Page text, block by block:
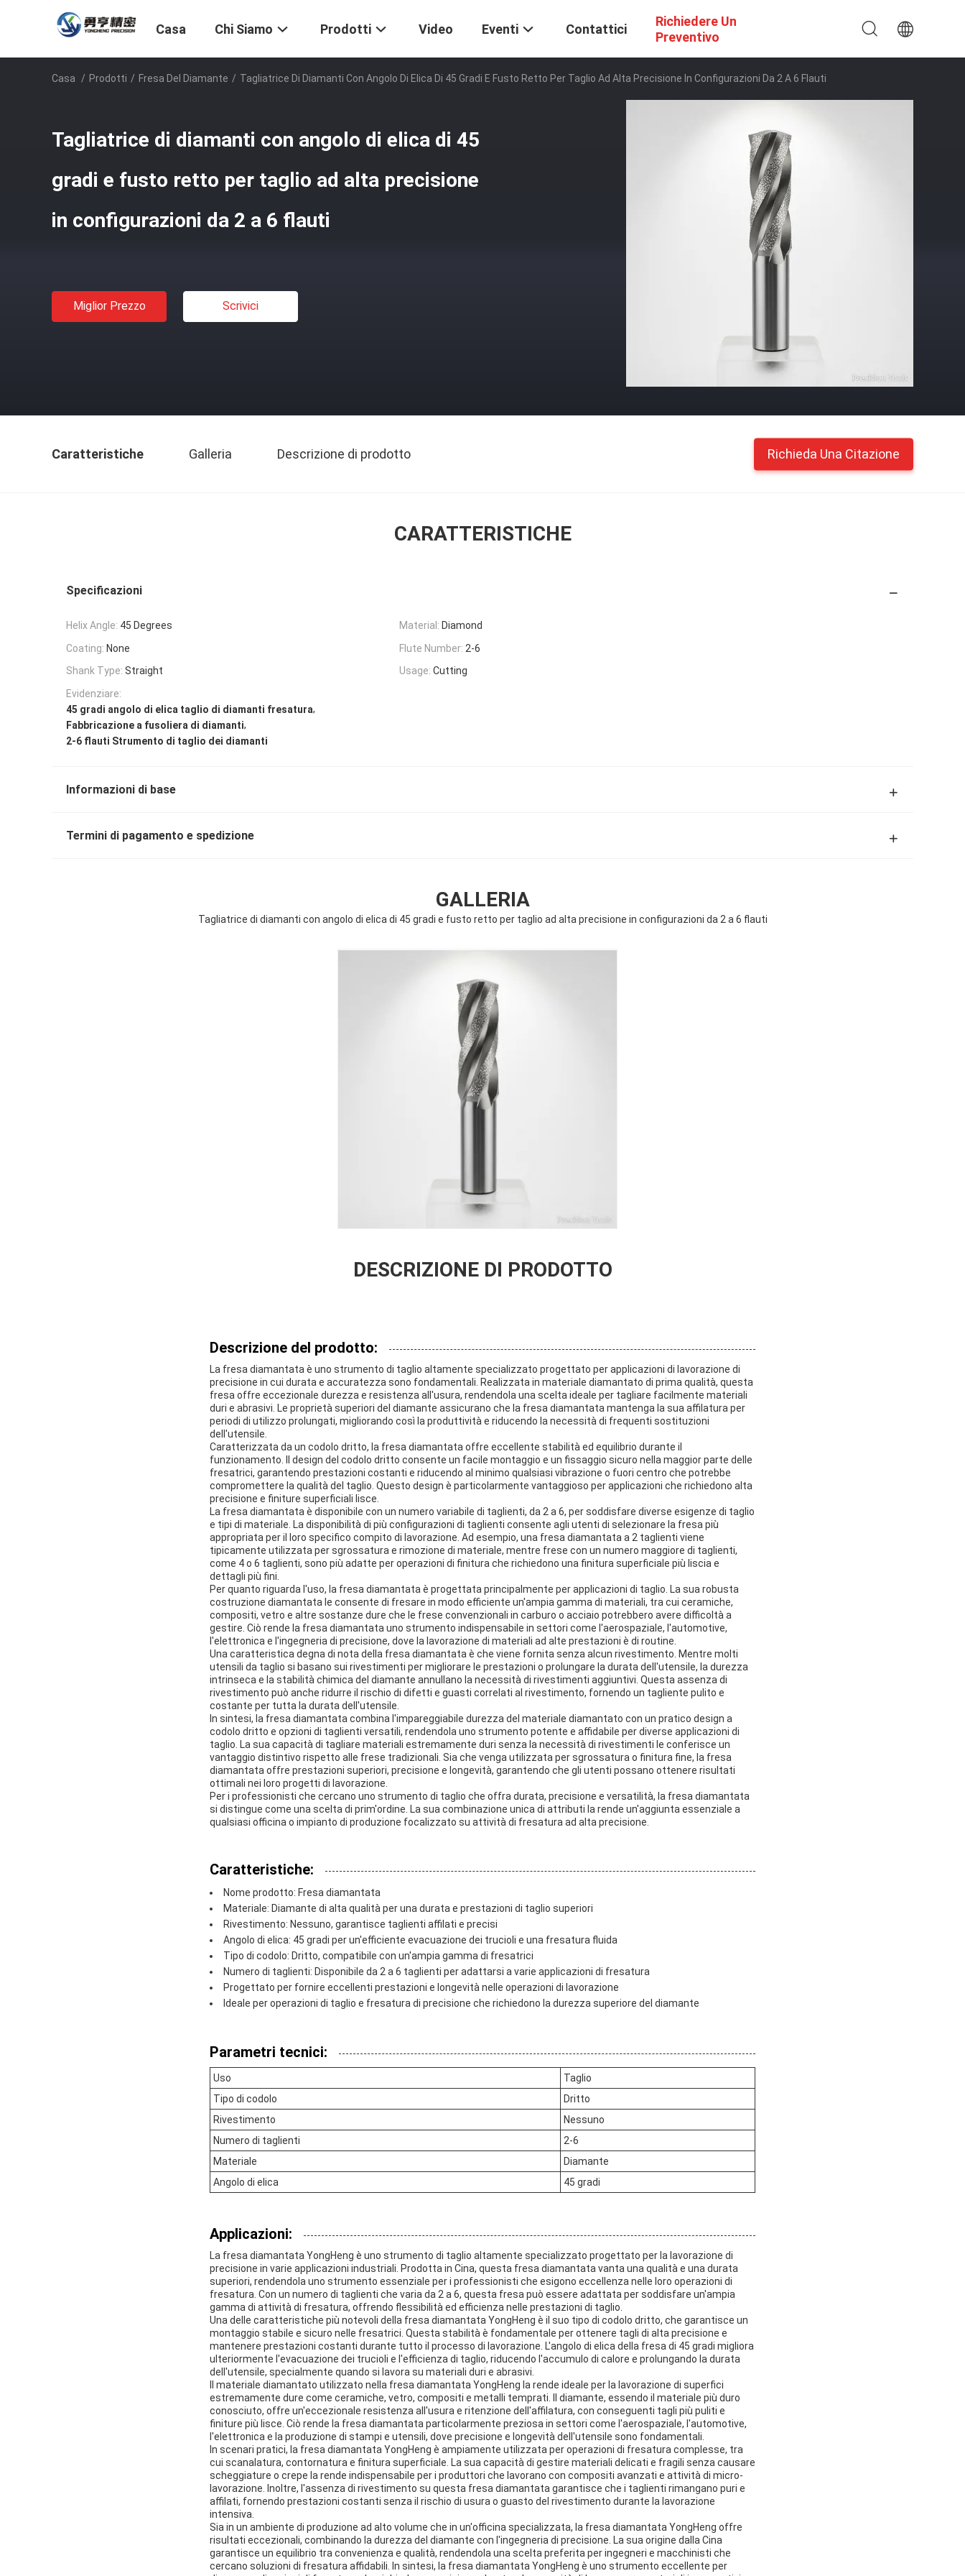
Casa Chi Siamo Prodotti Video Eventi Contattici
Richiedere Un
Preventivo
Casa / Prodotti / Fresa Del Diamante / Tagliatrice Di Diamanti Con Angolo Di Elica Di 45 Gradi E Fusto Retto Per Taglio Ad Alta Precisione In Configurazioni Da 2 A 6 Flauti
Tagliatrice di diamanti con angolo di elica di 45
gradi e fusto retto per taglio ad alta precisione
in configurazioni da 2 a 6 flauti
Miglior Prezzo Scrivici
Caratteristiche Galleria Descrizione di prodotto Richieda Una Citazione
CARATTERISTICHE
Specificazioni
Helix Angle: 45 Degrees Material: Diamond
Coating: None Flute Number: 2-6
Shank Type: Straight Usage: Cutting
Evidenziare:
45 gradi angolo di elica taglio di diamanti fresatura,
Fabbricazione a fusoliera di diamanti,
2-6 flauti Strumento di taglio dei diamanti
Informazioni di base
Termini di pagamento e spedizione
GALLERIA
Tagliatrice di diamanti con angolo di elica di 45 gradi e fusto retto per taglio ad alta precisione in configurazioni da 2 a 6 flauti
DESCRIZIONE DI PRODOTTO
Descrizione del prodotto:
La fresa diamantata è uno strumento di taglio altamente specializzato progettato per applicazioni di lavorazione di
precisione in cui durata e accuratezza sono fondamentali. Realizzata in materiale diamantato di prima qualità, questa
fresa offre eccezionale durezza e resistenza all'usura, rendendola una scelta ideale per tagliare facilmente materiali
duri e abrasivi. Le proprietà superiori del diamante assicurano che la fresa diamantata mantenga la sua affilatura per
periodi di utilizzo prolungati, migliorando così la produttività e riducendo la necessità di frequenti sostituzioni
dell'utensile.
Caratterizzata da un codolo dritto, la fresa diamantata offre eccellente stabilità ed equilibrio durante il
funzionamento. Il design del codolo dritto consente un facile montaggio e un fissaggio sicuro nella maggior parte delle
fresatrici, garantendo prestazioni costanti e riducendo al minimo qualsiasi vibrazione o fuori centro che potrebbe
compromettere la qualità del taglio. Questo design è particolarmente vantaggioso per applicazioni che richiedono alta
precisione e finiture superficiali lisce.
La fresa diamantata è disponibile con un numero variabile di taglienti, da 2 a 6, per soddisfare diverse esigenze di taglio
e tipi di materiale. La disponibilità di più configurazioni di taglienti consente agli utenti di selezionare la fresa più
appropriata per il loro specifico compito di lavorazione. Ad esempio, una fresa diamantata a 2 taglienti viene
tipicamente utilizzata per sgrossatura e rimozione di materiale, mentre frese con un numero maggiore di taglienti,
come 4 o 6 taglienti, sono più adatte per operazioni di finitura che richiedono una finitura superficiale più liscia e
dettagli più fini.
Per quanto riguarda l'uso, la fresa diamantata è progettata principalmente per applicazioni di taglio. La sua robusta
costruzione diamantata le consente di fresare in modo efficiente un'ampia gamma di materiali, tra cui ceramiche,
compositi, vetro e altre sostanze dure che le frese convenzionali in carburo o acciaio potrebbero avere difficoltà a
gestire. Ciò rende la fresa diamantata uno strumento indispensabile in settori come l'aerospaziale, l'automotive,
l'elettronica e l'ingegneria di precisione, dove la lavorazione di materiali ad alte prestazioni è di routine.
Una caratteristica degna di nota della fresa diamantata è che viene fornita senza alcun rivestimento. Mentre molti
utensili da taglio si basano sui rivestimenti per migliorare le prestazioni o prolungare la durata dell'utensile, la durezza
intrinseca e la stabilità chimica del diamante annullano la necessità di rivestimenti aggiuntivi. Questa assenza di
rivestimento può anche ridurre il rischio di difetti e guasti correlati al rivestimento, fornendo un tagliente pulito e
costante per tutta la durata dell'utensile.
In sintesi, la fresa diamantata combina l'impareggiabile durezza del materiale diamantato con un pratico design a
codolo dritto e opzioni di taglienti versatili, rendendola uno strumento potente e affidabile per diverse applicazioni di
taglio. La sua capacità di tagliare materiali estremamente duri senza la necessità di rivestimenti le conferisce un
vantaggio distintivo rispetto alle frese tradizionali. Sia che venga utilizzata per sgrossatura o finitura fine, la fresa
diamantata offre prestazioni superiori, precisione e longevità, garantendo che gli utenti possano ottenere risultati
ottimali nei loro progetti di lavorazione.
Per i professionisti che cercano uno strumento di taglio che offra durata, precisione e versatilità, la fresa diamantata
si distingue come una scelta di prim'ordine. La sua combinazione unica di attributi la rende un'aggiunta essenziale a
qualsiasi officina o impianto di produzione focalizzato su attività di fresatura ad alta precisione.
Caratteristiche:
Nome prodotto: Fresa diamantata
Materiale: Diamante di alta qualità per una durata e prestazioni di taglio superiori
Rivestimento: Nessuno, garantisce taglienti affilati e precisi
Angolo di elica: 45 gradi per un'efficiente evacuazione dei trucioli e una fresatura fluida
Tipo di codolo: Dritto, compatibile con un'ampia gamma di fresatrici
Numero di taglienti: Disponibile da 2 a 6 taglienti per adattarsi a varie applicazioni di fresatura
Progettato per fornire eccellenti prestazioni e longevità nelle operazioni di lavorazione
Ideale per operazioni di taglio e fresatura di precisione che richiedono la durezza superiore del diamante
Parametri tecnici:
Uso
Taglio
Tipo di codolo
Dritto
Rivestimento
Nessuno
Numero di taglienti
2-6
Materiale
Diamante
Angolo di elica
45 gradi
Applicazioni:
La fresa diamantata YongHeng è uno strumento di taglio altamente specializzato progettato per la lavorazione di
precisione in varie applicazioni industriali. Prodotta in Cina, questa fresa diamantata vanta una qualità e una durata
superiori, rendendola uno strumento essenziale per i professionisti che esigono eccellenza nelle loro operazioni di
fresatura. Con un numero di taglienti che varia da 2 a 6, questa fresa può essere adattata per soddisfare un'ampia
gamma di attività di fresatura, offrendo flessibilità ed efficienza nelle prestazioni di taglio.
Una delle caratteristiche più notevoli della fresa diamantata YongHeng è il suo tipo di codolo dritto, che garantisce un
montaggio stabile e sicuro nelle fresatrici. Questa stabilità è fondamentale per ottenere tagli di alta precisione e
mantenere prestazioni costanti durante tutto il processo di lavorazione. L'angolo di elica della fresa di 45 gradi migliora
ulteriormente l'evacuazione dei trucioli e l'efficienza di taglio, riducendo l'accumulo di calore e prolungando la durata
dell'utensile, specialmente quando si lavora su materiali duri e abrasivi.
Il materiale diamantato utilizzato nella fresa diamantata YongHeng la rende ideale per la lavorazione di superfici
estremamente dure come ceramiche, vetro, compositi e metalli temprati. Il diamante, essendo il materiale più duro
conosciuto, offre un'eccezionale resistenza all'usura e ritenzione dell'affilatura, con conseguenti tagli più puliti e
finiture più lisce. Ciò rende la fresa diamantata particolarmente preziosa in settori come l'aerospaziale, l'automotive,
l'elettronica e la produzione di stampi e utensili, dove precisione e longevità dell'utensile sono fondamentali.
In scenari pratici, la fresa diamantata YongHeng è ampiamente utilizzata per operazioni di fresatura complesse, tra
cui scanalatura, contornatura e finitura superficiale. La sua capacità di gestire materiali delicati e fragili senza causare
scheggiature o crepe la rende indispensabile per i produttori che lavorano con compositi avanzati e attività di micro-
lavorazione. Inoltre, l'assenza di rivestimento su questa fresa diamantata garantisce che i taglienti rimangano puri e
affilati, fornendo prestazioni costanti senza il rischio di usura o guasto del rivestimento durante la lavorazione
intensiva.
Sia in un ambiente di produzione ad alto volume che in un'officina specializzata, la fresa diamantata YongHeng offre
risultati eccezionali, combinando la durezza del diamante con l'ingegneria di precisione. La sua origine dalla Cina
garantisce un equilibrio tra convenienza e qualità, rendendola una scelta preferita per ingegneri e macchinisti che
cercano soluzioni di fresatura affidabili. In sintesi, la fresa diamantata YongHeng è uno strumento eccellente per